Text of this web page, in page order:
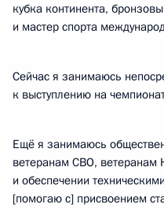
кубка континента,
и мастер спорта
Сейчас я занимаюсь
к выступлению на
Ещё я занимаюсь
ветеранам СВО, ветеранам
и обеспечении
[помогаю с] присвоением